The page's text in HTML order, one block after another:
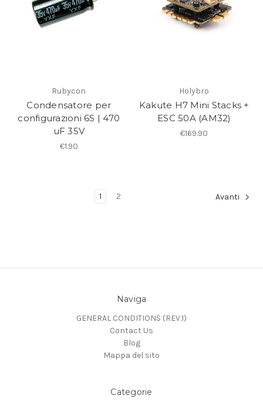
Rubycon
Condensatore per
configurazioni 6S | 470
uF 35V
€1.90
Holybro
Kakute H7 Mini Stacks +
ESC 50A (AM32)
€169.90
1 2 Avanti
Naviga
GENERAL CONDITIONS (REV.1)
Contact Us
Blog
Mappa del sito
Categorie